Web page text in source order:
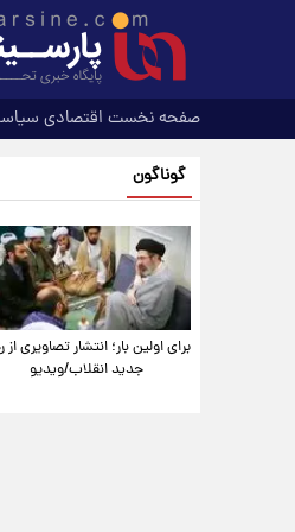
صفحه نخست اقتصادی
گوناگون
برای اولین بار؛ انتشار تصاویری از
جدید انقلاب/ویدیو